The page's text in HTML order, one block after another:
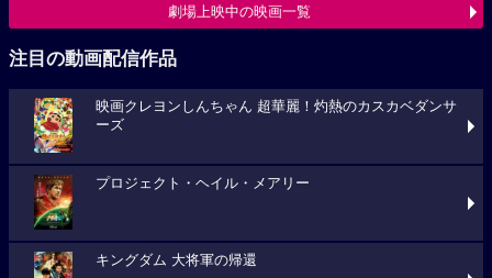
劇場上映中の映画一覧
注目の動画配信作品
映画クレヨンしんちゃん 超華麗！灼熱のカスカベダンサ
ーズ
プロジェクト・ヘイル・メアリー
キングダム 大将軍の帰還